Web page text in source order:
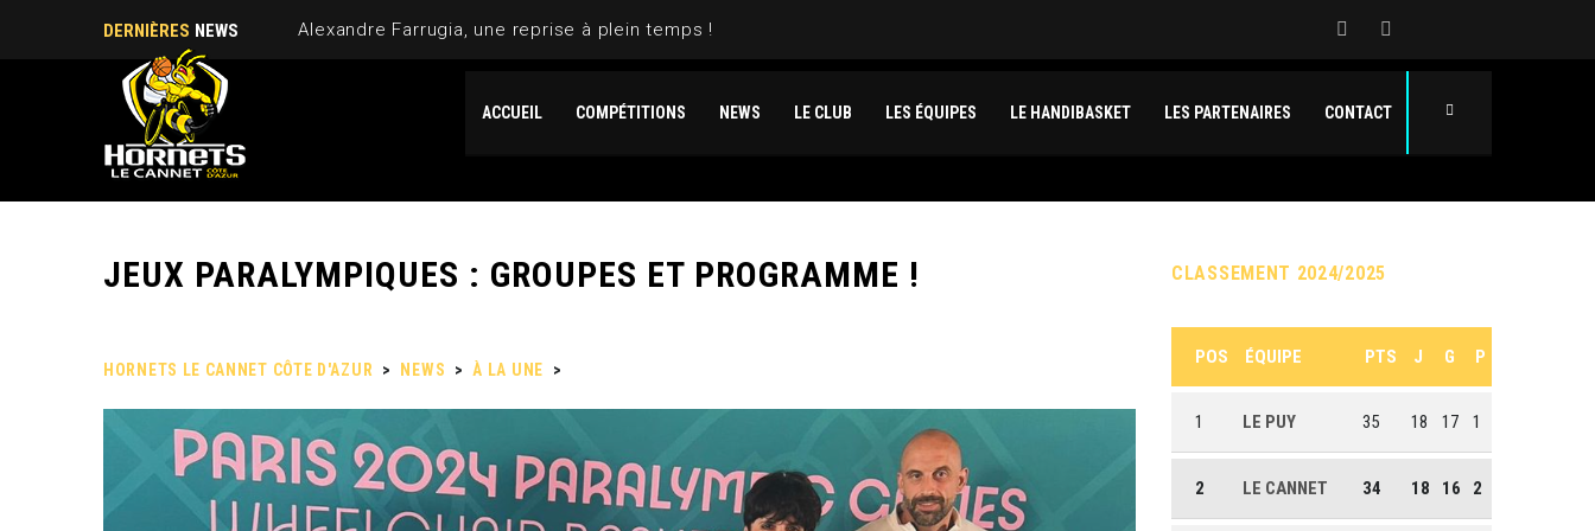
DERNIÈRES NEWS Alexandre Farrugia, une reprise à plein temps !
ACCUEIL COMPÉTITIONS NEWS LE CLUB LES ÉQUIPES LE HANDIBASKET LES PARTENAIRES CONTACT
JEUX PARALYMPIQUES : GROUPES ET PROGRAMME !
HORNETS LE CANNET CÔTE D'AZUR > NEWS > À LA UNE >
CLASSEMENT 2024/2025
POS ÉQUIPE PTS J G P
1 LE PUY 35 18 17 1
2 LE CANNET 34 18 16 2